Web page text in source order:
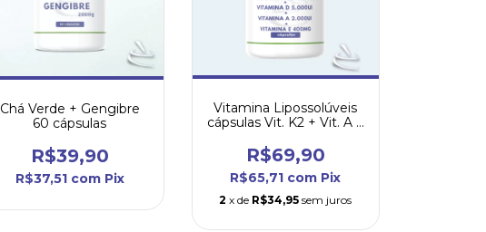
Chá Verde + Gengibre
60 cápsulas
R$39,90
R$37,51 com Pix
Vitamina Lipossolúveis
cápsulas Vit. K2 + Vit. A +
R$69,90
R$65,71 com Pix
2 x de R$34,95 sem juros